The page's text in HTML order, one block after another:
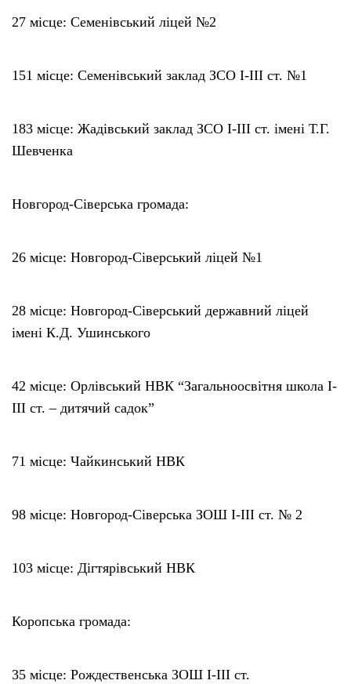
27 місце: Семенівський ліцей №2
151 місце: Семенівський заклад ЗСО І-ІІІ ст. №1
183 місце: Жадівський заклад ЗСО І-ІІІ ст. імені Т.Г.
Шевченка
Новгород-Сіверська громада:
26 місце: Новгород-Сіверський ліцей №1
28 місце: Новгород-Сіверський державний ліцей
імені К.Д. Ушинського
42 місце: Орлівський НВК “Загальноосвітня школа І-
ІІІ ст. – дитячий садок”
71 місце: Чайкинський НВК
98 місце: Новгород-Сіверська ЗОШ І-ІІІ ст. № 2
103 місце: Дігтярівський НВК
Коропська громада:
35 місце: Рождественська ЗОШ І-ІІІ ст.